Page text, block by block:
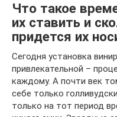
Что такое
их ставить и
придется их
Сегодня установка
привлекательной –
каждому. А почти век
себе только
только на тот период